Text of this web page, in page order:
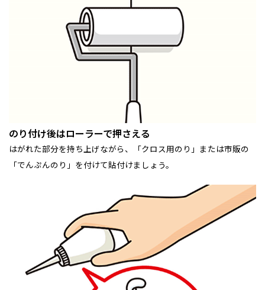
のり付け後はローラーで押さえる
はがれた部分を持ち上げながら、「クロス用のり」または市販の
「でんぷんのり」を付けて貼付けましょう。